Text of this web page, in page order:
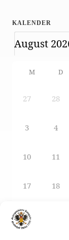
KALENDER
M D
27 28
3 4
10 11
17 18
24